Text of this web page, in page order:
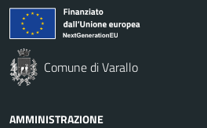
Comune di Varallo
AMMINISTRAZIONE